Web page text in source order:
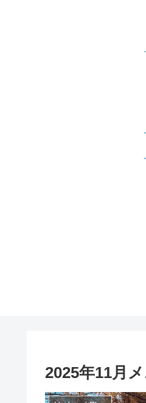
2025年11月